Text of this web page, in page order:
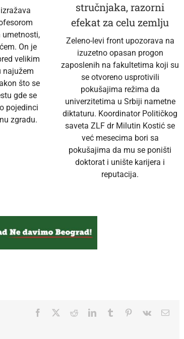
umetnosti,
On je
velikim
najužem
što se
gde se
pojedinci
zgradu.
stručnjaka, razorni
efekat za celu zemlju
Zeleno-levi front upozorava na
izuzetno opasan progon
zaposlenih na fakultetima koji su
se otvoreno usprotivili
pokušajima režima da
univerzitetima u Srbiji nametne
diktaturu. Koordinator Političkog
saveta ZLF dr Milutin Kostić se
već mesecima bori sa
pokušajima da mu se poništi
doktorat i unište karijera i
reputacija.
Facebook
TwitterRedditLinkedInTumblr Pinterest
Vk Email